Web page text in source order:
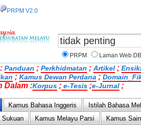
PRPM V2.0
PRPM Laman Web
Panduan ; Perkhidmatan ; Artikel ;
; Kamus Dewan Perdana ;
Dalam :Korpus ; e-Tesis ;e-Jurnal ;
Kamus Bahasa Inggeris
Istilah Bahasa
Sukuan
Kamus Melayu Parsi
Kamus